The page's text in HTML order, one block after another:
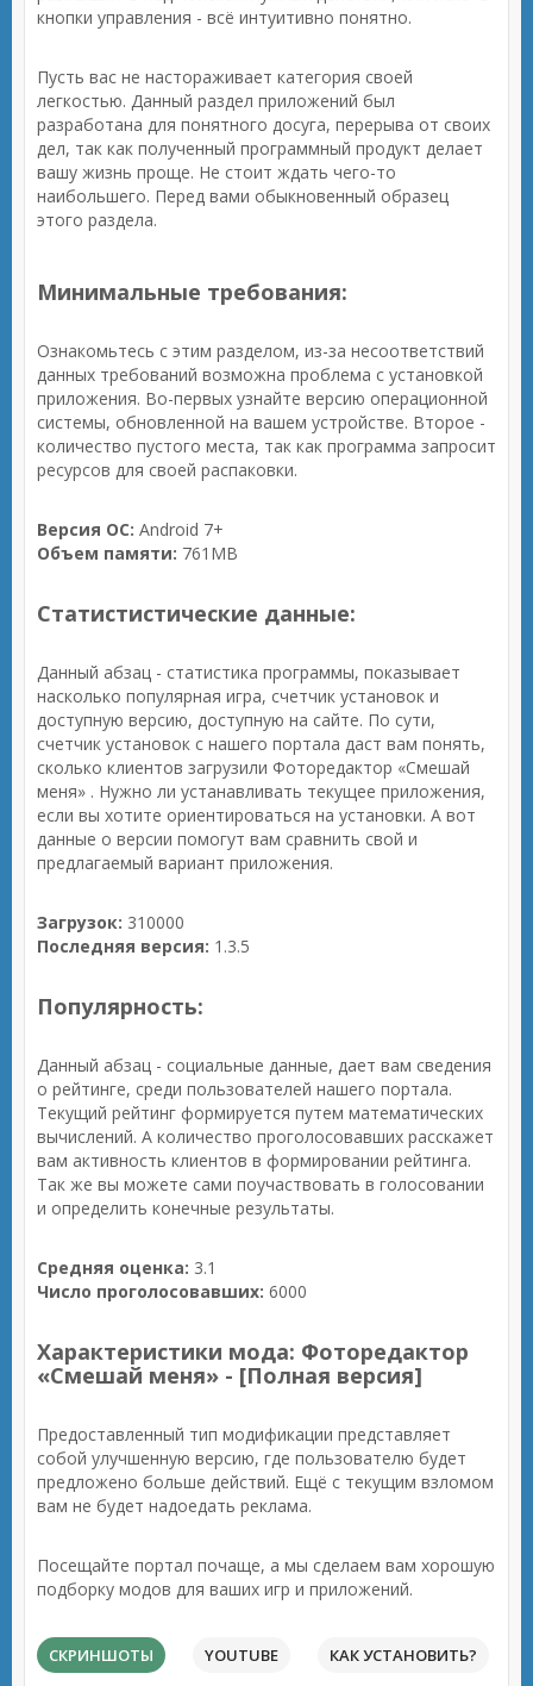
кнопки управления - всё интуитивно понятно.
Пусть вас не настораживает категория своей
легкостью. Данный раздел приложений был
разработана для понятного досуга, перерыва от своих
дел, так как полученный программный продукт делает
вашу жизнь проще. Не стоит ждать чего-то
наибольшего. Перед вами обыкновенный образец
этого раздела.
Минимальные требования:
Ознакомьтесь с этим разделом, из-за несоответствий
данных требований возможна проблема с установкой
приложения. Во-первых узнайте версию операционной
системы, обновленной на вашем устройстве. Второе -
количество пустого места, так как программа запросит
ресурсов для своей распаковки.
Версия ОС: Android 7+
Объем памяти: 761MB
Статистистические данные:
Данный абзац - статистика программы, показывает
насколько популярная игра, счетчик установок и
доступную версию, доступную на сайте. По сути,
счетчик установок с нашего портала даст вам понять,
сколько клиентов загрузили Фоторедактор «Смешай
меня» . Нужно ли устанавливать текущее приложения,
если вы хотите ориентироваться на установки. А вот
данные о версии помогут вам сравнить свой и
предлагаемый вариант приложения.
Загрузок: 310000
Последняя версия: 1.3.5
Популярность:
Данный абзац - социальные данные, дает вам сведения
о рейтинге, среди пользователей нашего портала.
Текущий рейтинг формируется путем математических
вычислений. А количество проголосовавших расскажет
вам активность клиентов в формировании рейтинга.
Так же вы можете сами поучаствовать в голосовании
и определить конечные результаты.
Средняя оценка: 3.1
Число проголосовавших: 6000
Характеристики мода: Фоторедактор
«Смешай меня» - [Полная версия]
Предоставленный тип модификации представляет
собой улучшенную версию, где пользователю будет
предложено больше действий. Ещё с текущим взломом
вам не будет надоедать реклама.
Посещайте портал почаще, а мы сделаем вам хорошую
подборку модов для ваших игр и приложений.
СКРИНШОТЫ YOUTUBE КАК УСТАНОВИТЬ?